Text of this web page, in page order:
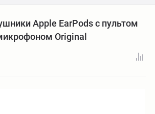
Apple EarPods с пультом
Original